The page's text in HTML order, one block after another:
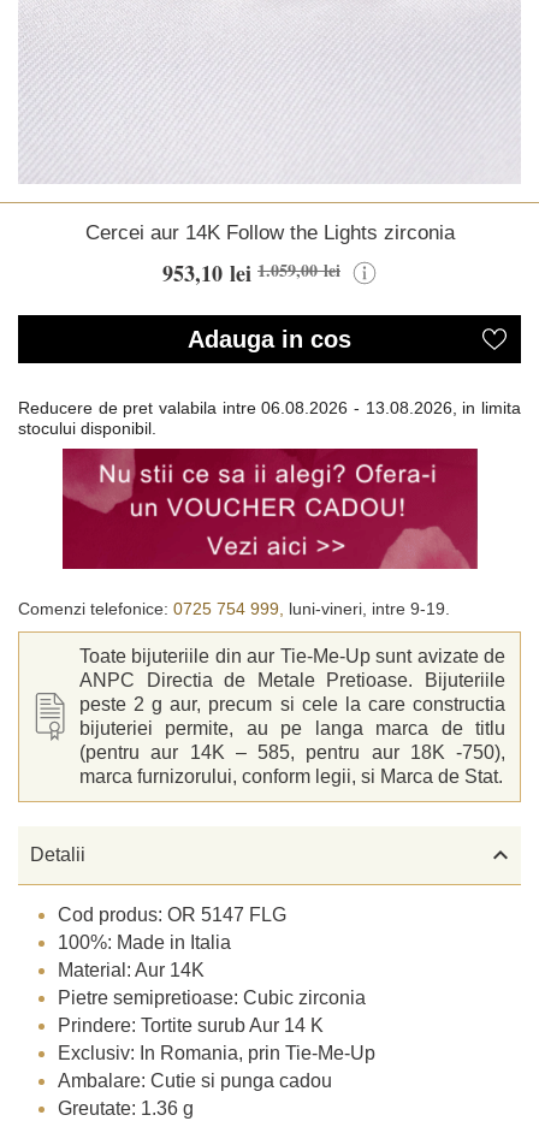
Cercei aur 14K Follow the Lights zirconia
953,10 lei 1.059,00 lei
Adauga in cos
Reducere de pret valabila intre06.08.2026 - 13.08.2026, in limita
stocului disponibil.
Comenzi telefonice: 0725 754 999, luni-vineri, intre 9-19.
Toate bijuteriile din aur Tie-Me-Up sunt avizate de
ANPC Directia de Metale Pretioase. Bijuteriile
peste 2 g aur, precum si cele la care constructia
bijuteriei permite, au pe langa marca de titlu
(pentru aur 14K – 585, pentru aur 18K -750),
marca furnizorului, conform legii, si Marca de Stat.
Detalii 
Cod produs: OR 5147 FLG
100%: Made in Italia
Material: Aur 14K
Pietre semipretioase: Cubic zirconia
Prindere: Tortite surub Aur 14 K
Exclusiv: In Romania, prin Tie-Me-Up
Ambalare: Cutie si punga cadou
Greutate: 1.36 g